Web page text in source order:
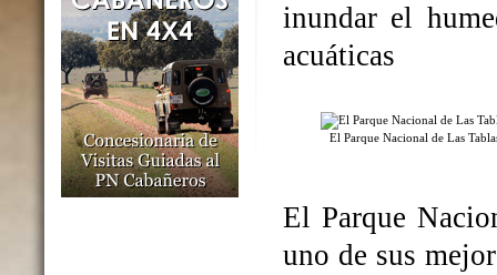
inundar el
acuáticas
El Parque Nacional de Las
El Parque
uno de sus